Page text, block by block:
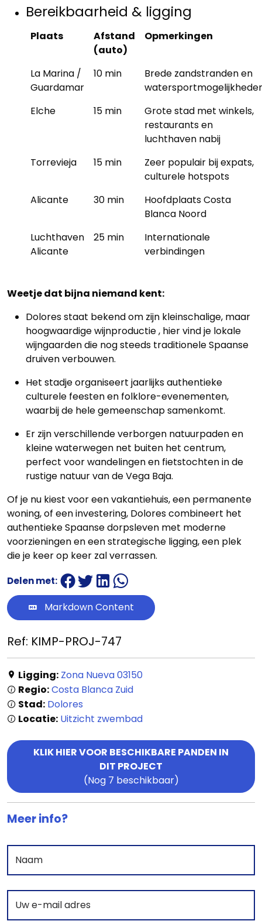
Bereikbaarheid & ligging
Plaats
Afstand
(auto)
Opmerkingen
La Marina /
Guardamar
10 min
Brede zandstranden en
Elche
15 min
Grote stad met winkels,
restaurants en
luchthaven nabij
Torrevieja
15 min
Zeer populair bij expats,
culturele hotspots
Alicante
30 min
Hoofdplaats Costa
Blanca Noord
Luchthaven
Alicante
25 min
Internationale
verbindingen
Weetje dat bijna niemand kent:
Dolores staat bekend om zijn kleinschalige, maar
hoogwaardige wijnproductie , hier vind je lokale
wijngaarden die nog steeds traditionele Spaanse
druiven verbouwen.
Het stadje organiseert jaarlijks authentieke
culturele feesten en folklore-evenementen,
waarbij de hele gemeenschap samenkomt.
Er zijn verschillende verborgen natuurpaden en
kleine waterwegen net buiten het centrum,
perfect voor wandelingen en fietstochten in de
rustige natuur van de Vega Baja.
Of je nu kiest voor een vakantiehuis, een permanente
woning, of een investering, Dolores combineert het
authentieke Spaanse dorpsleven met moderne
voorzieningen en een strategische ligging, een plek
die je keer op keer zal verrassen.
Delen met:
Markdown Content
Ref: KIMP-PROJ-747
Ligging: Zona Nueva 03150
Regio:Costa Blanca Zuid
Stad: Dolores
Locatie: Uitzicht zwembad
KLIK HIER VOOR BESCHIKBARE PANDEN IN
DIT PROJECT
(Nog 7 beschikbaar)
Meer info?